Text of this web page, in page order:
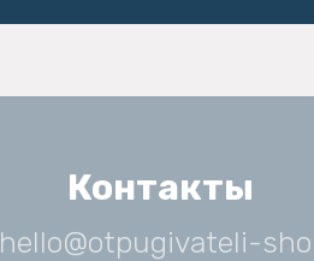
Контакты
hello@otpugivateli-